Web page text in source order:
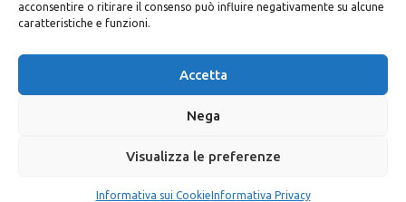
acconsentire o ritirare il consenso può influire negativamente su alcune
caratteristiche e funzioni.
Accetta
Nega
Visualizza le preferenze
Informativa sui CookieInformativa Privacy
2022 - 2026 © Silvano Cars s.r.l. - All Rights Reserved - P. Iva